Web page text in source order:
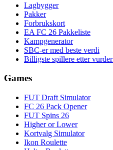
Lagbygger
Pakker
Forbrukskort
EA FC 26 Pakkeliste
Kampgenerator
SBC-er med beste verdi
Billigste spillere etter
Games
FUT Draft Simulator
FC 26 Pack Opener
FUT Spins 26
Higher or Lower
Kortvalg Simulator
Ikon Roulette